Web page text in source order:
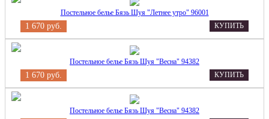
Постельное белье Бязь Шуя "Летнее утро" 96001
1 670 руб. КУПИТЬ
Постельное белье Бязь Шуя "Весна" 94382
1 670 руб. КУПИТЬ
Постельное белье Бязь Шуя "Весна" 94382